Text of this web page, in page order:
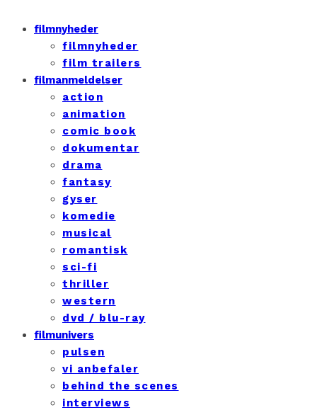
filmnyheder
filmnyheder
film trailers
filmanmeldelser
action
animation
comic book
dokumentar
drama
fantasy
gyser
komedie
musical
romantisk
sci-fi
thriller
western
dvd / blu-ray
filmunivers
pulsen
vi anbefaler
behind the scenes
interviews